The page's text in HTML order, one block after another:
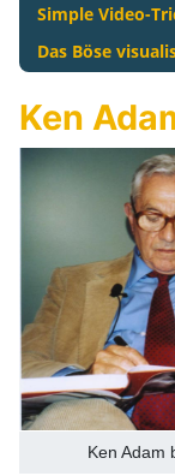
Simple Video-
Das Böse
Ken
Ken Adam